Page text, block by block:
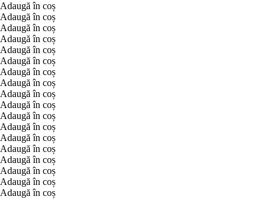
Adaugă în coș
Adaugă în coș
Adaugă în coș
Adaugă în coș
Adaugă în coș
Adaugă în coș
Adaugă în coș
Adaugă în coș
Adaugă în coș
Adaugă în coș
Adaugă în coș
Adaugă în coș
Adaugă în coș
Adaugă în coș
Adaugă în coș
Adaugă în coș
Adaugă în coș
Adaugă în coș